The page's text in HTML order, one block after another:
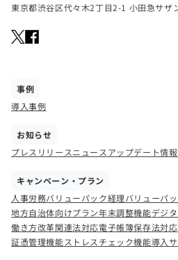
東京都渋谷区代々木2丁目2-1 小田急サザ
事例
導入事例
お知らせ
プレスリリースニュース アップデート情報
キャンペーン・プラン
人事労務バリューパック経理バリューパ
地方自治体向けプラン年末調整機能デジ
働き方改革関連法対応電子帳簿保存法対応
証憑管理機能ストレスチェック機能導入